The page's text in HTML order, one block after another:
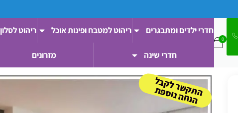
חדרי ילדים ומתבגרים ריהוט למטבח ופינות אוכל ריהוט לסלון
חדרי שינה מזרונים
ה
ת
ק
ש
ר
ל
ק
ב
ל
הנ
ח
ה נו
ס
פ
ת